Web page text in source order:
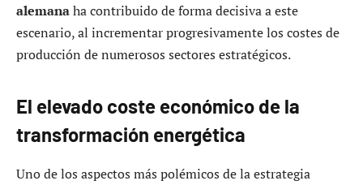
alemanaha contribuido de forma decisiva a este
escenario, al incrementar progresivamente los costes de
producción de numerosos sectores estratégicos.
El elevado coste económico de la
transformación energética
Uno de los aspectos más polémicos de la estrategia